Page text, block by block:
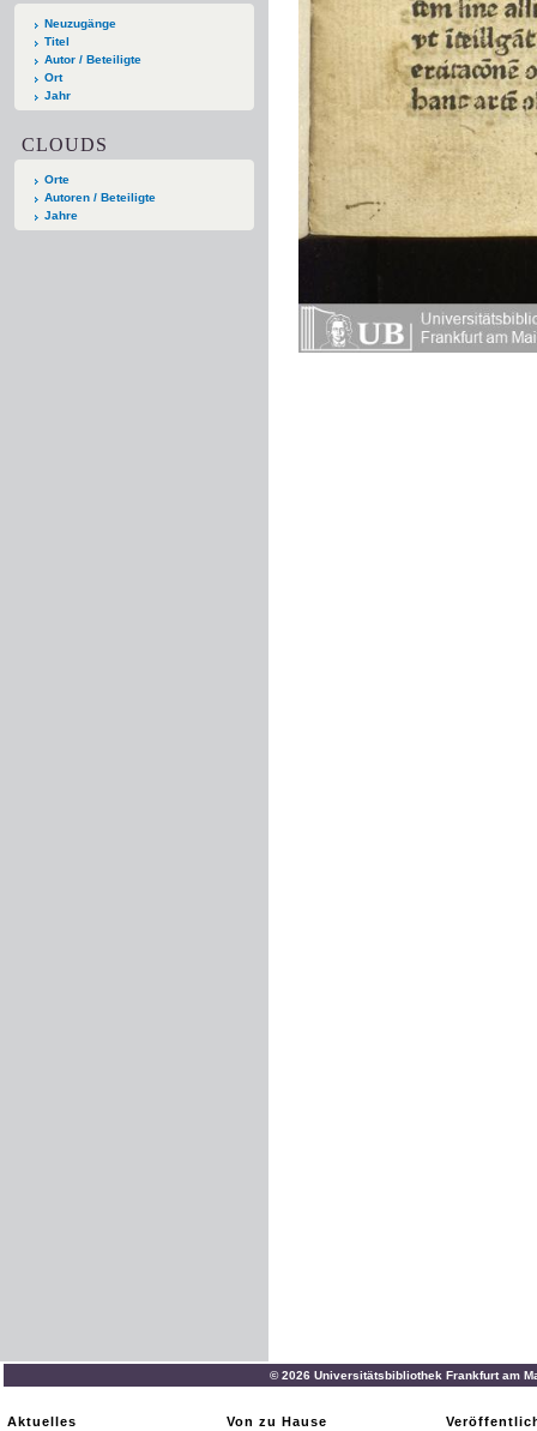
Neuzugänge
Titel
Autor / Beteiligte
Ort
Jahr
CLOUDS
Orte
Autoren / Beteiligte
Jahre
© 2026 Universitätsbibliothek Frankfurt am
Aktuelles
Von zu Hause